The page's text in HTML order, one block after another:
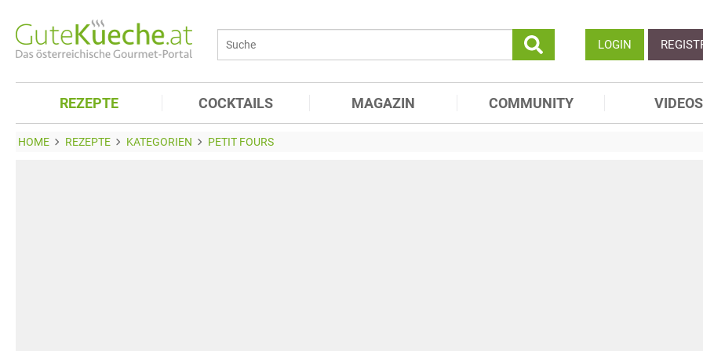
LOGIN
REZEPTE COCKTAILS MAGAZIN COMMUNITY VIDEOS
HOME REZEPTE KATEGORIEN PETIT FOURS